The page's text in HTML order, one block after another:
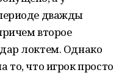
дважды
второе
локтем. Однако
то, что игрок просто